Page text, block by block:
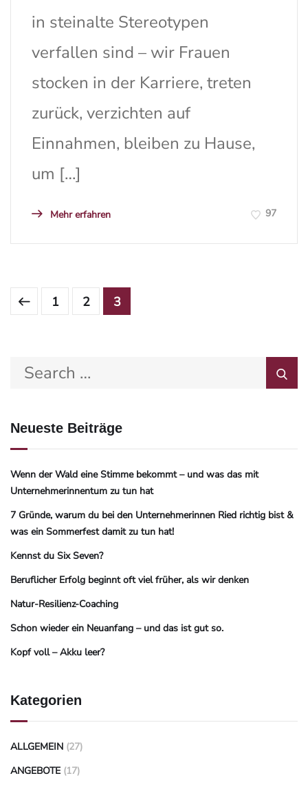
in steinalte Stereotypen
verfallen sind – wir Frauen
stocken in der Karriere, treten
zurück, verzichten auf
Einnahmen, bleiben zu Hause,
um […]
Mehr erfahren 97
1 2 3
Neueste Beiträge
Wenn der Wald eine Stimme bekommt – und was das mit
Unternehmerinnentum zu tun hat
7 Gründe, warum du bei den Unternehmerinnen Ried richtig bist &
was ein Sommerfest damit zu tun hat!
Kennst du Six Seven?
Beruflicher Erfolg beginnt oft viel früher, als wir denken
Natur-Resilienz-Coaching
Schon wieder ein Neuanfang – und das ist gut so.
Kopf voll – Akku leer?
Kategorien
ALLGEMEIN (27)
ANGEBOTE (17)